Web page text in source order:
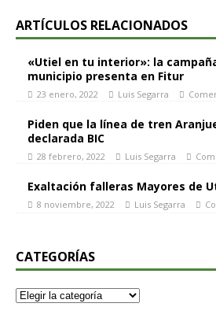
ARTÍCULOS RELACIONADOS
«Utiel en tu interior»: la
municipio presenta en Fitur
23 enero, 2022 Luis Segarra
Piden que la línea de tren
declarada BIC
28 febrero, 2022 Luis Segarra
Exaltación falleras Mayores de
8 noviembre, 2022 Luis Segarra
CATEGORÍAS